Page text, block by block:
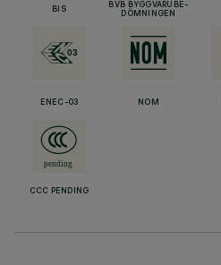
BIS
BVB BYGGVARUBE-
DÖMNINGEN
ENEC-03 NOM
CCC PENDING